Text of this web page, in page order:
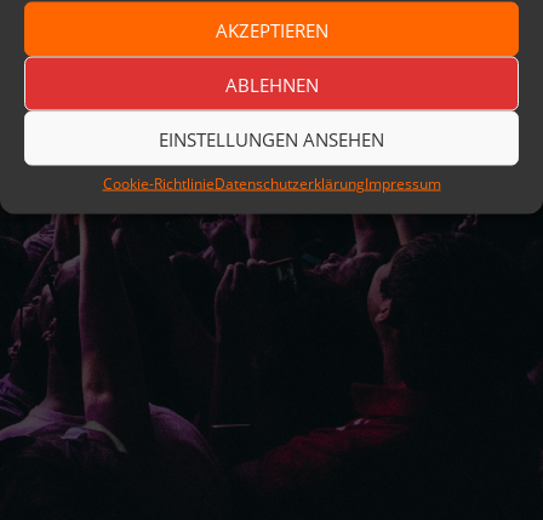
AKZEPTIEREN
ABLEHNEN
EINSTELLUNGEN ANSEHEN
Cookie-RichtlinieDatenschutzerklärungImpressum
Datenschutzerklärung Stolz präsentiert von WordPress